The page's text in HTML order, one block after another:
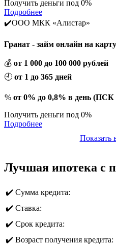
Получить деньги под 0%
Подробнее
✔️ООО МКК «Алистар»
Гранат - займ онлайн на
💰 от 1 000 до 100 000 рублей
🕘 от 1 до 365 дней
% от 0% до 0,8% в день (ПСК
Получить деньги под 0%
Подробнее
Показать
Лучшая ипотека с
✔️ Сумма кредита:
✔️ Ставка:
✔️ Срок кредита:
✔️ Возраст получения кредита: